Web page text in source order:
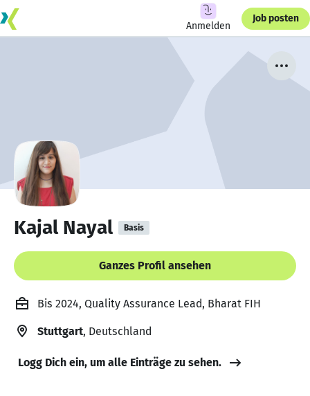
Anmelden
Job posten
Kajal Nayal Basis
Ganzes Profil ansehen
Bis 2024, Quality Assurance Lead, Bharat FIH
Stuttgart, Deutschland
Logg Dich ein, um alle Einträge zu sehen.